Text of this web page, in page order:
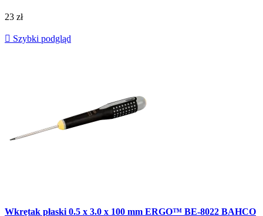
23 zł
 Szybki podgląd
Wkrętak płaski 0.5 x 3.0 x 100 mm ERGO™ BE-8022 BAHCO